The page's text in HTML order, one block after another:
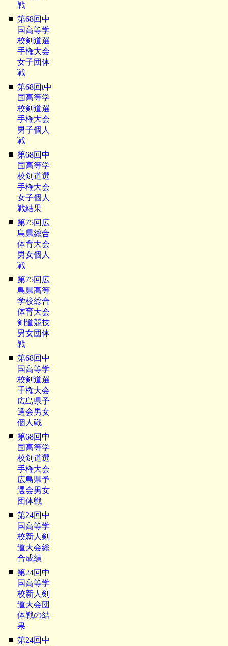
戦
■ 第68回中
国高等学
校剣道選
手権大会
女子団体
戦
■ 第68回t中
国高等学
校剣道選
手権大会
男子個人
戦
■ 第68回中
国高等学
校剣道選
手権大会
女子個人
戦結果
■ 第75回広
島県総合
体育大会
男女個人
戦
■ 第75回広
島県高等
学校総合
体育大会
剣道競技
男女団体
戦
■ 第68回中
国高等学
校剣道選
手権大会
広島県予
選会男女
個人戦
■ 第68回中
国高等学
校剣道選
手権大会
広島県予
選会男女
団体戦
■ 第24回中
国高等学
校新人剣
道大会総
合成績
■ 第24回中
国高等学
校新人剣
道大会団
体戦の結
果
■ 第24回中